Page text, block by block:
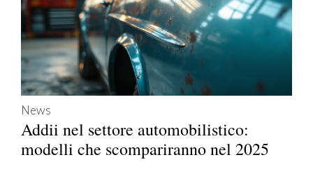
News
Addii nel settore automobilistico:
modelli che scompariranno nel 2025